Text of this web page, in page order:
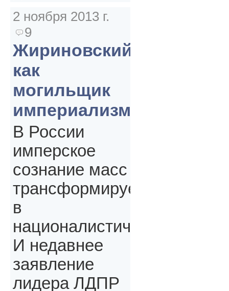
2 ноября 2013 г.
9
Жириновский
как
могильщик
империализма
В России
имперское
сознание масс
трансформируется
в
националистическое.
И недавнее
заявление
лидера ЛДПР